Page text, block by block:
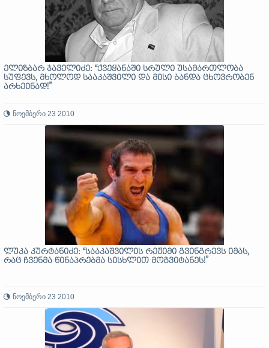
ელიზბარ ჯაველიძე: “ქვეყანაში სრული უსამართლობა
სუფევს, მხოლოდ სააკაშვილი და მისი ბანდა ცხოვრობენ
არხეინად!”
ნოემბერი 23 2010
ლუკა კურტანიძე: “სააკაშვილის რეჟიმი გვინგრევს იმას,
რაც ჩვენმა წინაპრებმა სისხლით მოგვიტანეს!”
ნოემბერი 23 2010